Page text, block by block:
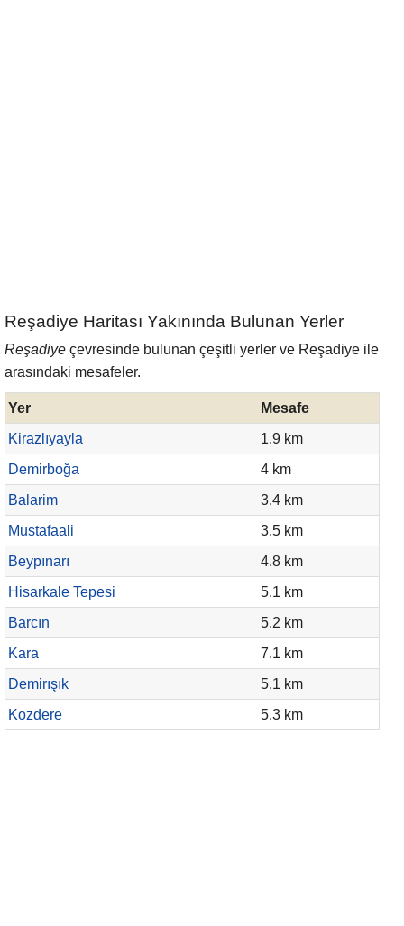
Reşadiye Haritası Yakınında Bulunan Yerler
Reşadiye çevresinde bulunan çeşitli yerler ve Reşadiye ile
arasındaki mesafeler.
Yer
Mesafe
Kirazlıyayla
1.9 km
Demirboğa
4 km
Balarim
3.4 km
Mustafaali
3.5 km
Beypınarı
4.8 km
Hisarkale Tepesi
5.1 km
Barcın
5.2 km
Kara
7.1 km
Demirışık
5.1 km
Kozdere
5.3 km